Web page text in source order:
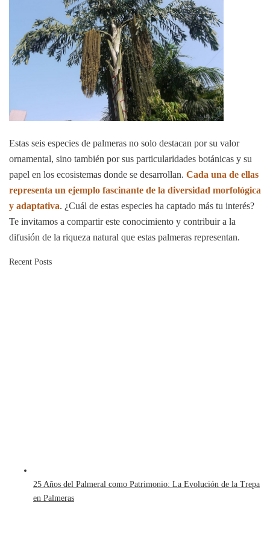
Estas seis especies de palmeras no solo destacan por su valor
ornamental, sino también por sus particularidades botánicas y su
papel en los ecosistemas donde se desarrollan. Cada una de ellas
representa un ejemplo fascinante de la diversidad morfológica
y adaptativa. ¿Cuál de estas especies ha captado más tu interés?
Te invitamos a compartir este conocimiento y contribuir a la
difusión de la riqueza natural que estas palmeras representan.
Recent Posts
25 Años del Palmeral como Patrimonio: La Evolución de la Trepa
en Palmeras